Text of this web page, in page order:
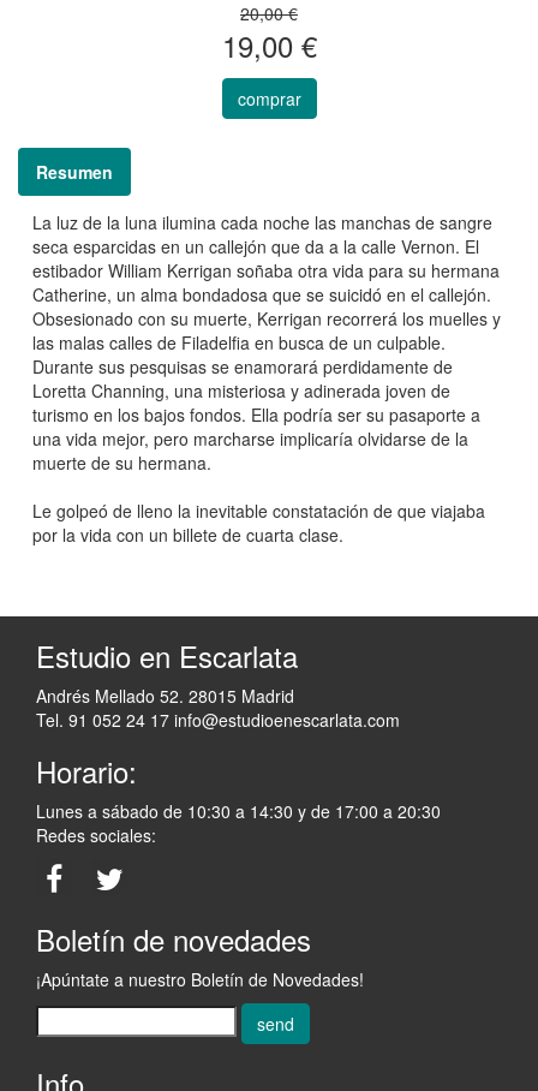
20,00 €
19,00 €
comprar
Resumen
La luz de la luna ilumina cada noche las manchas de sangre
seca esparcidas en un callejón que da a la calle Vernon. El
estibador William Kerrigan soñaba otra vida para su hermana
Catherine, un alma bondadosa que se suicidó en el callejón.
Obsesionado con su muerte, Kerrigan recorrerá los muelles y
las malas calles de Filadelfia en busca de un culpable.
Durante sus pesquisas se enamorará perdidamente de
Loretta Channing, una misteriosa y adinerada joven de
turismo en los bajos fondos. Ella podría ser su pasaporte a
una vida mejor, pero marcharse implicaría olvidarse de la
muerte de su hermana.
Le golpeó de lleno la inevitable constatación de que viajaba
por la vida con un billete de cuarta clase.
Estudio en Escarlata
Andrés Mellado 52. 28015 Madrid
Tel. 91 052 24 17 info@estudioenescarlata.com
Horario:
Lunes a sábado de 10:30 a 14:30 y de 17:00 a 20:30
Redes sociales:
Boletín de novedades
¡Apúntate a nuestro Boletín de Novedades!
send